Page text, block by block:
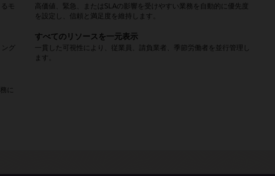
モ
グ
に
高価値、緊急、またはSLAの影響を受けやすい業務を自動的に優先度
を設定し、信頼と満足度を維持します。
すべてのリソースを一元表示
一貫した可視性により、従業員、請負業者、季節労働者を並行管理し
ます。
業
で
ー
技術者は、現場から数秒で、在庫状況の確認、在庫の予約、部品の位
置を確認することができます。
コンプライアンスの常時推進
組み込みのワークフローは、各ステップを通じて技術者をガイドし、
安全性と品質の要件への対応を支援します。
に
き
を
カスタマーサポートに電話することなく、セルフサービスで予約を調
整することができます。
フィードバックをすぐに共有
顧客はサービス直後に評価やコメントを提供することができ、より迅
速なインサイトが実現します。
せ
の
効
自動化されたアラートにより、SLAに対するリスクが示され、期限に
間に合わなくなる前に行動を起こすよう促します。
その場で変更
スーパーバイザーは、優先順位が変わった場合、すぐに技術者の配置
転換、ルート変更、サポートを行うことができます。
ラ
を
ガ
デポからの修理品を含む必要な部品が派遣前に入手可能であることを
確認し、不要なフォローアップ・コールをなくします。
返品を簡素化
未使用または欠陥のある部品をデポ修理に送り返すプロセス（追跡、
検査、再入荷を含む）を自動化することで、次の作業に備えて在庫を